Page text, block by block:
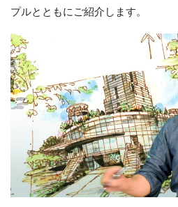
プルとともにご紹介します。